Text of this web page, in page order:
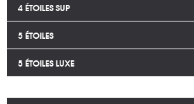
4 ÉTOILES SUP
5 ÉTOILES
5 ÉTOILES LUXE